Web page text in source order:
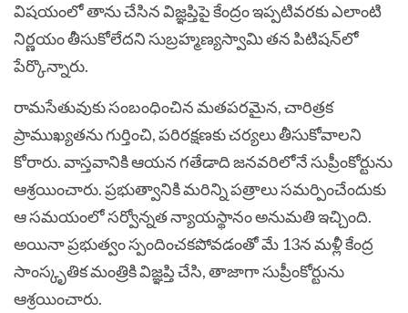
విషయంలో తాను చేసిన విజ్ఞప్తిపై కేంద్రం ఇప్పటివరకు ఎలాంటి
నిర్ణయం తీసుకోలేదని సుబ్రహ్మణ్యస్వామి తన పిటిషన్‌లో
పేర్కొన్నారు.
రామసేతువుకు సంబంధించిన మతపరమైన, చారిత్రక
ప్రాముఖ్యతను గుర్తించి, పరిరక్షణకు చర్యలు తీసుకోవాలని
కోరారు. వాస్తవానికి ఆయన గతేడాది జనవరిలోనే సుప్రీంకోర్టును
ఆశ్రయించారు. ప్రభుత్వానికి మరిన్ని పత్రాలు సమర్పించేందుకు
ఆ సమయంలో సర్వోన్నత న్యాయస్థానం అనుమతి ఇచ్చింది.
అయినా ప్రభుత్వం స్పందించకపోవడంతో మే 13న మళ్లీ కేంద్ర
సాంస్కృతిక మంత్రికి విజ్ఞప్తి చేసి, తాజాగా సుప్రీంకోర్టును
ఆశ్రయించారు.